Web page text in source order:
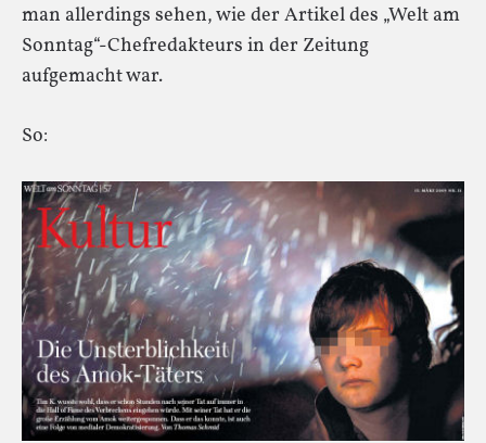
man allerdings sehen, wie der Artikel des „Welt am
Sonntag“-Chefredakteurs in der Zeitung
aufgemacht war.
So: